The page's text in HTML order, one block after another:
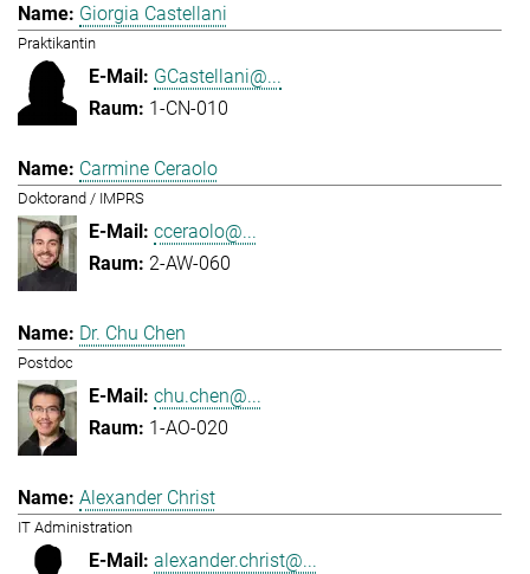
Giorgia Castellani
Praktikantin
GCastellani@...
1-CN-010
Carmine Ceraolo
Doktorand / IMPRS
cceraolo@...
2-AW-060
Dr. Chu Chen
Postdoc
chu.chen@...
1-AO-020
Alexander Christ
IT Administration
alexander.christ@...